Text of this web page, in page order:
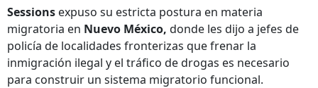
Sessions expuso su estricta postura en materia
migratoria en Nuevo México, donde les dijo a jefes de
policía de localidades fronterizas que frenar la
inmigración ilegal y el tráfico de drogas es necesario
para construir un sistema migratorio funcional.